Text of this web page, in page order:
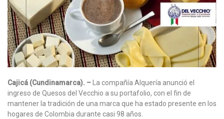
Cajicá (Cundinamarca). – La compañía Alquería anunció el
ingreso de Quesos del Vecchio a su portafolio, con el fin de
mantener la tradición de una marca que ha estado presente en los
hogares de Colombia durante casi 98 años.